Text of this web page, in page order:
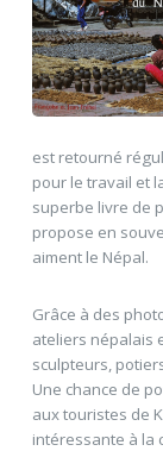
est retourné
pour le travail et
superbe livre de
propose en
aiment le Népal.
Grâce à des
ateliers népalais
sculpteurs,
Une chance de
aux touristes de
intéressante à la